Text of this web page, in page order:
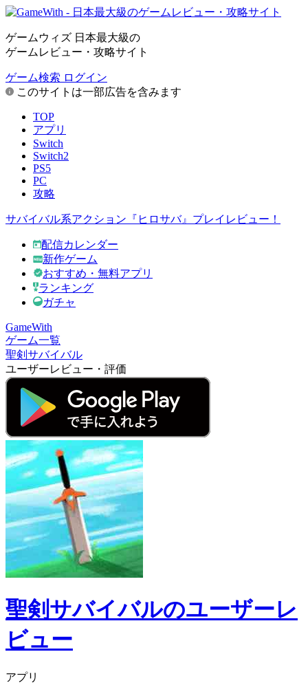
ゲームウィズ 日本最大級の
ゲームレビュー・攻略サイト
ゲーム検索 ログイン
このサイトは一部広告を含みます
TOP
アプリ
Switch
Switch2
PS5
PC
攻略
サバイバル系アクション『ヒロサバ』プレイレビュー！
配信カレンダー
新作ゲーム
おすすめ・無料アプリ
ランキング
ガチャ
GameWith
ゲーム一覧
聖剣サバイバル
ユーザーレビュー・評価
聖剣サバイバルのユーザーレ
ビュー
アプリ